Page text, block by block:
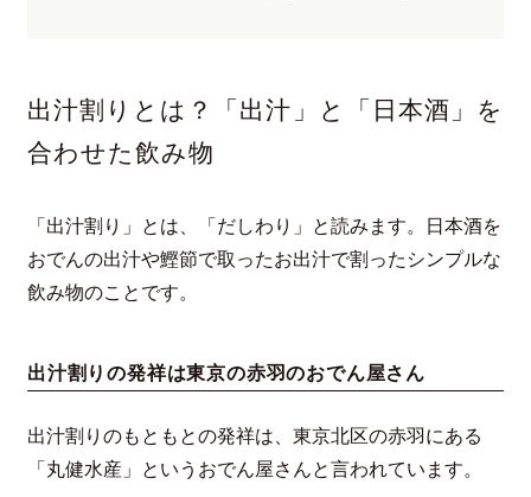
出汁割りとは？「出汁」と「日本酒」を
合わせた飲み物
「出汁割り」とは、「だしわり」と読みます。日本酒を
おでんの出汁や鰹節で取ったお出汁で割ったシンプルな
飲み物のことです。
出汁割りの発祥は東京の赤羽のおでん屋さん
出汁割りのもともとの発祥は、東京北区の赤羽にある
「丸健水産」というおでん屋さんと言われています。